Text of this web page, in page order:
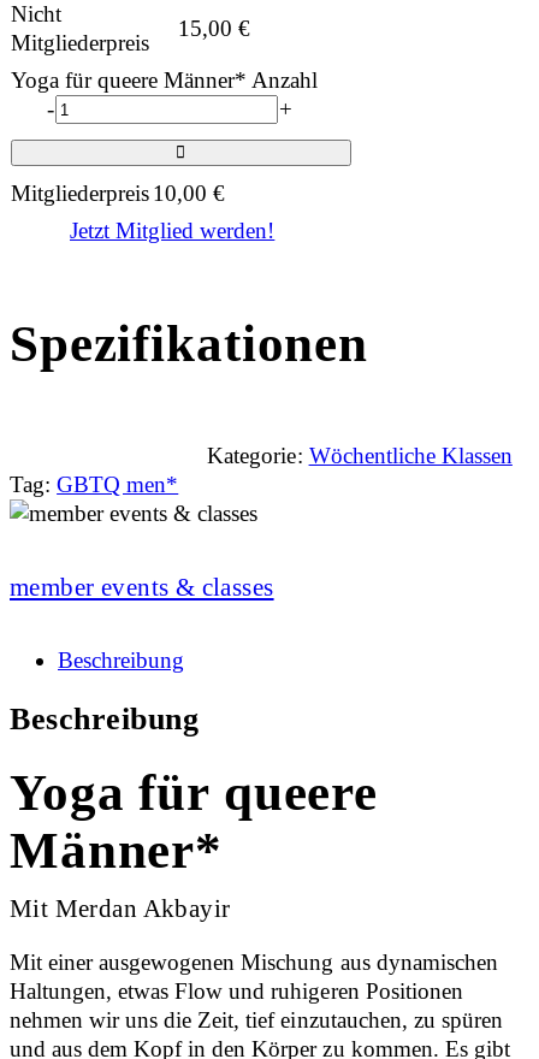
Nicht
Mitgliederpreis
15,00€
Yoga für queere Männer* Anzahl
-
+
Mitgliederpreis10,00€
Jetzt Mitglied werden!
Spezifikationen
Kategorie: Wöchentliche Klassen
Tag: GBTQ men*
member events & classes
Beschreibung
Beschreibung
Yoga für queere
Männer*
Mit Merdan Akbayir
Mit einer ausgewogenen Mischung aus dynamischen
Haltungen, etwas Flow und ruhigeren Positionen
nehmen wir uns die Zeit, tief einzutauchen, zu spüren
und aus dem Kopf in den Körper zu kommen. Es gibt